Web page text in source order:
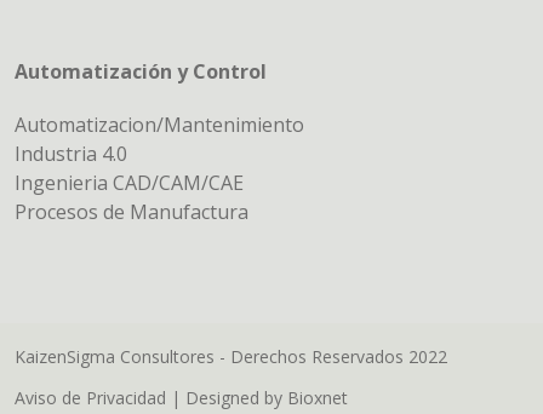
Automatización y Control
Automatizacion/Mantenimiento
Industria 4.0
Ingenieria CAD/CAM/CAE
Procesos de Manufactura
KaizenSigma Consultores - Derechos Reservados 2022
Aviso de Privacidad | Designed by Bioxnet